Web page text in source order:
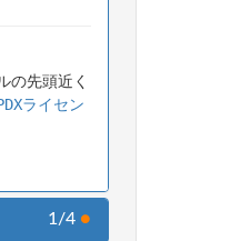
の先頭近く
ライセン
1/4 ●